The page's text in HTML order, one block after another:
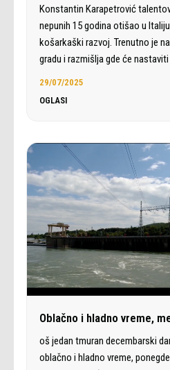
Konstantin Karapetrović
nepunih 15 godina otišao u
košarkaški razvoj. Trenutno je
gradu i razmišlja gde će
29/07/2025
OGLASI
Oblačno i hladno vreme,
oš jedan tmuran decembarski
oblačno i hladno vreme,